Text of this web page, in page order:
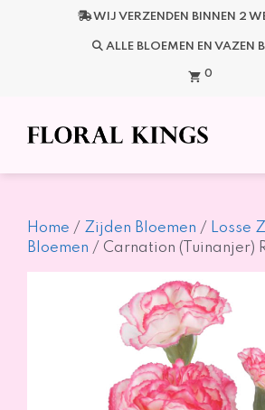
WIJ VERZENDEN BINNEN 2
ALLE BLOEMEN EN VAZEN
0
Home / Zijden Bloemen / Losse
Bloemen / Carnation (Tuinanjer)